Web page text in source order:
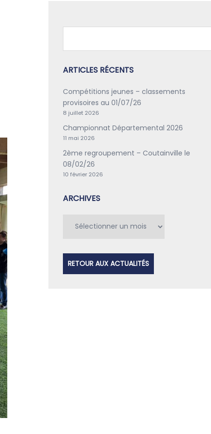
ARTICLES RÉCENTS
Compétitions jeunes – classements
provisoires au 01/07/26
8 juillet 2026
Championnat Départemental 2026
11 mai 2026
2ème regroupement – Coutainville le
08/02/26
10 février 2026
ARCHIVES
RETOUR AUX ACTUALITÉS